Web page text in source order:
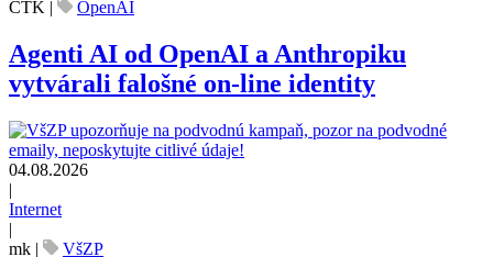
ČTK | OpenAI
Agenti AI od OpenAI a Anthropiku
vytvárali falošné on-line identity
04.08.2026
|
Internet
|
mk | VšZP